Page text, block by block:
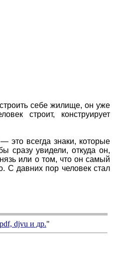
себе жилище, он уже
строит, конструирует
всегда знаки, которые
сразу увидели, откуда он,
или о том, что он самый
С давних пор человек стал
pdf, djvuи др."